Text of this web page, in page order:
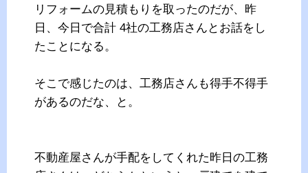
リフォームの見積もりを取ったのだが、昨
日、今日で合計 4社の工務店さんとお話をし
たことになる。
そこで感じたのは、工務店さんも得手不得手
があるのだな、と。
不動産屋さんが手配をしてくれた昨日の工務